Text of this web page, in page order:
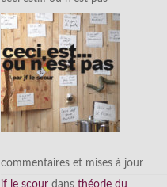
commentaires et mises à jour